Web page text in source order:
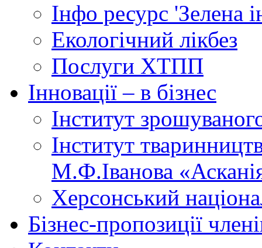
Інфо ресурс 'Зелена
Екологічний лікбез
Послуги ХТПП
Інновації – в бізнес
Інститут
Інститут
М.Ф.Іванова
Херсонський
Бізнес-пропозиції